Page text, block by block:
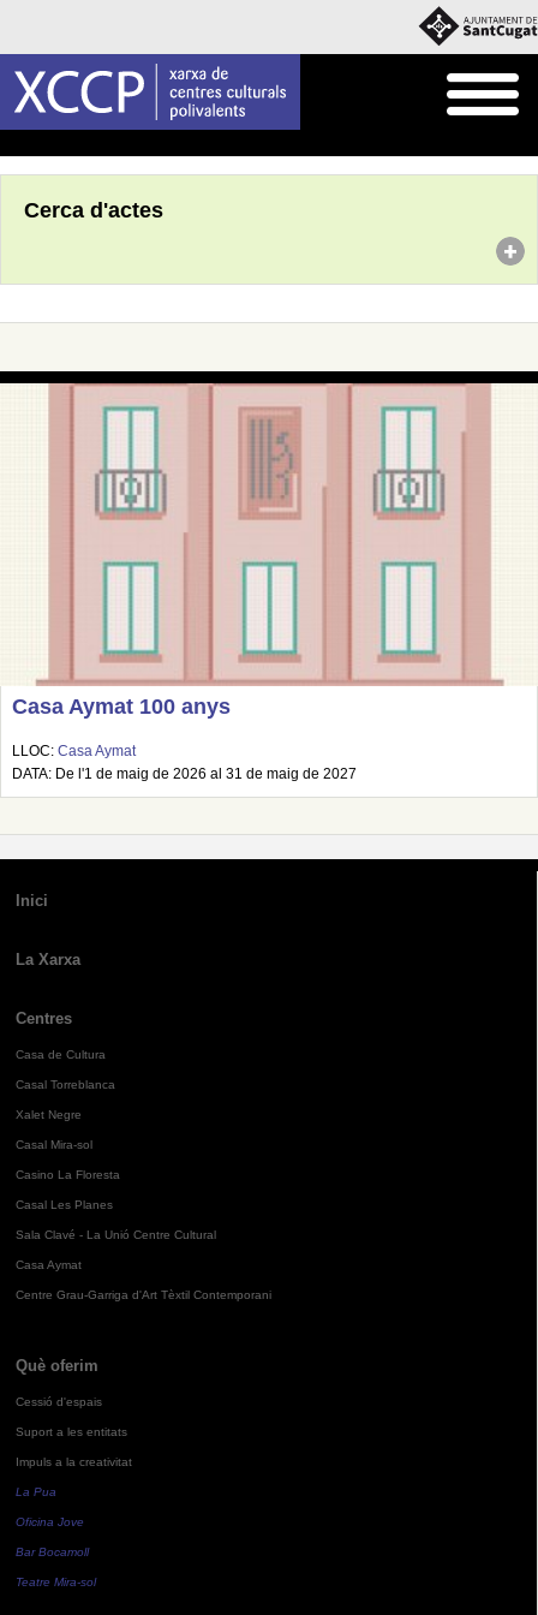
Cerca d'actes
Casa Aymat 100 anys
LLOC: Casa Aymat
DATA: De l'1 de maig de 2026 al 31 de maig de 2027
Inici
La Xarxa
Centres
Casa de Cultura
Casal Torreblanca
Xalet Negre
Casal Mira-sol
Casino La Floresta
Casal Les Planes
Sala Clavé - La Unió Centre Cultural
Casa Aymat
Centre Grau-Garriga d'Art Tèxtil Contemporani
Què oferim
Cessió d'espais
Suport a les entitats
Impuls a la creativitat
La Pua
Oficina Jove
Bar Bocamoll
Teatre Mira-sol